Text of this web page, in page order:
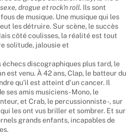
du groupe canadienokay, la vie a
sexe, drogue et rock'n roll.Ils sont
de musique. Une musique qui les
les détruire. Sur scène, le succès
côté coulisses, la réalité est tout
solitude, jalousie et
discographiques plus tard, le
est venu. À 42 ans, Clap, le batteur du
qu'il est atteint d'un cancer. Il
ses amis musiciens - Mono, le
et Crab, le percussionniste -, sur
les ont vus briller et sombrer. Et sur
grands enfants, incapables de